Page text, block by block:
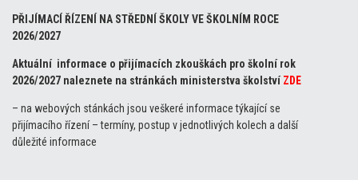
PŘIJÍMACÍ ŘÍZENÍ NA STŘEDNÍ ŠKOLY VE ŠKOLNÍM ROCE
2026/2027
Aktuální informace o přijímacích zkouškách pro školní rok
2026/2027 naleznete na stránkách ministerstva školství ZDE
– na webových stánkách jsou veškeré informace týkající se
přijímacího řízení – termíny, postup v jednotlivých kolech a další
důležité informace